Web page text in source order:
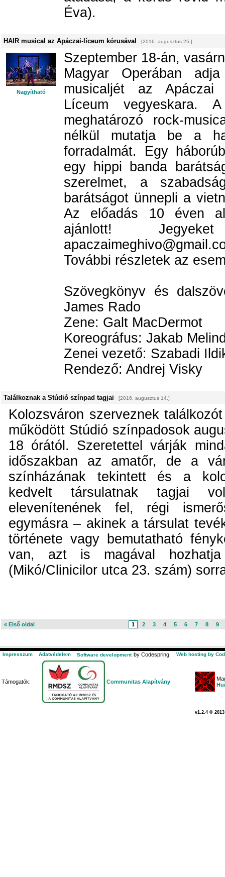
Éva).
HAIR musical az Apáczai-líceum kórusával [2016. augusztus 25.]
Nagyítható
Szeptember 18-án,
Magyar Operában
musicaljét az
Líceum vegyeskara.
meghatározó rock-
nélkül mutatja be a
forradalmát. Egy
egy hippi banda
szerelmet, a
barátságot ünnepli a
Az előadás 10 éven
ajánlott!
További részletek az
Szövegkönyv és
James Rado
Zene: Galt MacDermot
Koreográfus: Jakab
Zenei vezető: Szabadi
Rendező: Andrej Visky
Találkoznak a Stúdió színpad tagjai [2016. augusztus 14.]
Kolozsváron szerveznek
működött Stúdió színpadosok
18 órától. Szeretettel várják
időszakban az amatőr, de a
színházának tekintett és a
kedvelt társulatnak tagjai
elevenítenének fel, régi
egymásra – akinek a társulat
története vagy bemutatható
van, azt is magával
(Mikó/Clinicilor utca 23. szám)
« Első oldal 1 2 3 4 5 6 7 8 9
Impresszum Adatvédelem Software development by Codespring. Web hosting by
Támogatók: Communitas Alapítvány
v1.2.4 ©